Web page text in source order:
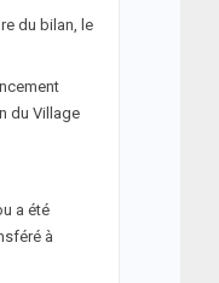
du bilan, le
du Village
a été
à